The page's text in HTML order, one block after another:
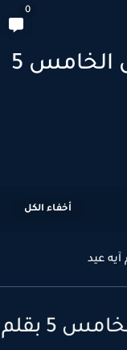
رواية أسير عيونى الفصل الخامس 5
رواية أسير عيونى الفصل الخامس 5 بقلم